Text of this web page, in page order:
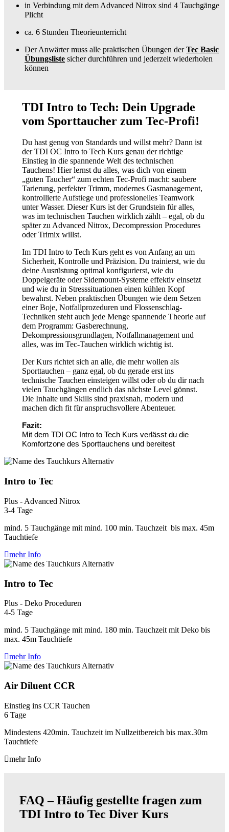
in Verbindung mit dem Advanced Nitrox sind 4 Tauchgänge
Plicht
ca. 6 Stunden Theorieunterricht
Der Anwärter muss alle praktischen Übungen derTec Basic
Übungsliste sicher durchführen und jederzeit wiederholen
können
TDI Intro to Tech: Dein Upgrade
vom Sporttaucher zum Tec-Profi!
Du hast genug von Standards und willst mehr? Dann ist
der TDI OC Intro to Tech Kurs genau der richtige
Einstieg in die spannende Welt des technischen
Tauchens! Hier lernst du alles, was dich von einem
„guten Taucher“ zum echten Tec-Profi macht: saubere
Tarierung, perfekter Trimm, modernes Gasmanagement,
kontrollierte Aufstiege und professionelles Teamwork
unter Wasser. Dieser Kurs ist der Grundstein für alles,
was im technischen Tauchen wirklich zählt – egal, ob du
später zu Advanced Nitrox, Decompression Procedures
oder Trimix willst.
Im TDI Intro to Tech Kurs geht es von Anfang an um
Sicherheit, Kontrolle und Präzision. Du trainierst, wie du
deine Ausrüstung optimal konfigurierst, wie du
Doppelgeräte oder Sidemount-Systeme effektiv einsetzt
und wie du in Stresssituationen einen kühlen Kopf
bewahrst. Neben praktischen Übungen wie dem Setzen
einer Boje, Notfallprozeduren und Flossenschlag-
Techniken steht auch jede Menge spannende Theorie auf
dem Programm: Gasberechnung,
Dekompressionsgrundlagen, Notfallmanagement und
alles, was im Tec-Tauchen wirklich wichtig ist.
Der Kurs richtet sich an alle, die mehr wollen als
Sporttauchen – ganz egal, ob du gerade erst ins
technische Tauchen einsteigen willst oder ob du dir nach
vielen Tauchgängen endlich das nächste Level gönnst.
Die Inhalte und Skills sind praxisnah, modern und
machen dich fit für anspruchsvollere Abenteuer.
Fazit:
Mit dem TDI OC Intro to Tech Kurs verlässt du die
Komfortzone des Sporttauchens und bereitest
Intro to Tec
Plus - Advanced Nitrox
3-4 Tage
mind. 5 Tauchgänge mit mind. 100 min. Tauchzeit bis max. 45m
Tauchtiefe
mehr Info
Intro to Tec
Plus - Deko Proceduren
4-5 Tage
mind. 5 Tauchgänge mit mind. 180 min. Tauchzeit mit Deko bis
max. 45m Tauchtiefe
mehr Info
Air Diluent CCR
Einstieg ins CCR Tauchen
6 Tage
Mindestens 420min. Tauchzeit im Nullzeitbereich bis max.30m
Tauchtiefe
mehr Info
FAQ – Häufig gestellte fragen zum
TDI Intro to Tec Diver Kurs